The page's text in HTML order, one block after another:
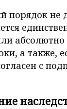
порядок не
абсолютно
а также,
с